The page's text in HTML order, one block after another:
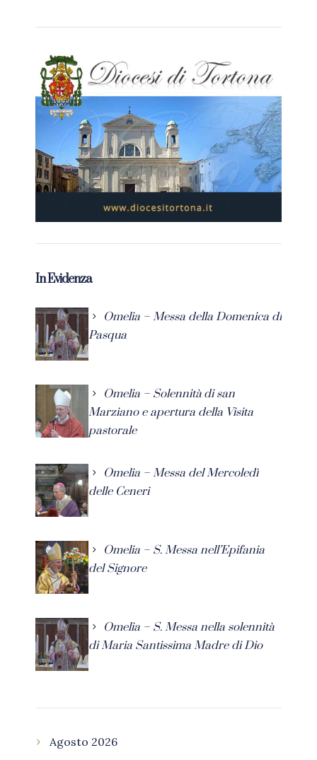
In Evidenza
Omelia – Messa della Domenica di
Pasqua
Omelia – Solennità di san
Marziano e apertura della Visita
pastorale
Omelia – Messa del Mercoledì
delle Ceneri
Omelia – S. Messa nell’Epifania
del Signore
Omelia – S. Messa nella solennità
di Maria Santissima Madre di Dio
Agosto 2026